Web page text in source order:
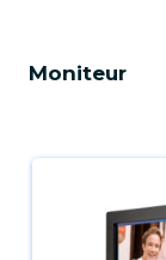
Moniteur